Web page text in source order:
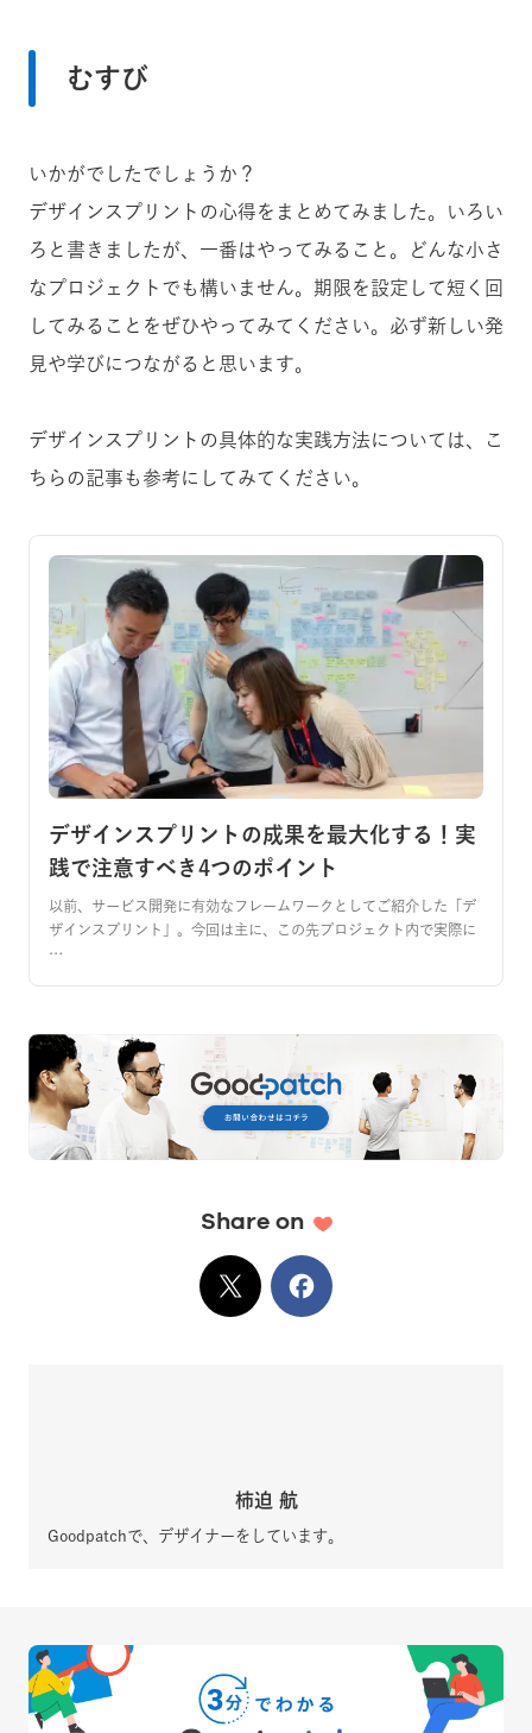
むすび
いかがでしたでしょうか？
デザインスプリントの心得をまとめてみました。いろい
ろと書きましたが、一番はやってみること。どんな小さ
なプロジェクトでも構いません。期限を設定して短く回
してみることをぜひやってみてください。必ず新しい発
見や学びにつながると思います。
デザインスプリントの具体的な実践方法については、こ
ちらの記事も参考にしてみてください。
デザインスプリントの成果を最大化する！実
践で注意すべき4つのポイント
以前、サービス開発に有効なフレームワークとしてご紹介した「デ
ザインスプリント」。今回は主に、この先プロジェクト内で実際に
…
Share on
XでシェアFacebook
柿迫 航
Goodpatchで、デザイナーをしています。